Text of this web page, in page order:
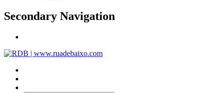
Secondary Navigation